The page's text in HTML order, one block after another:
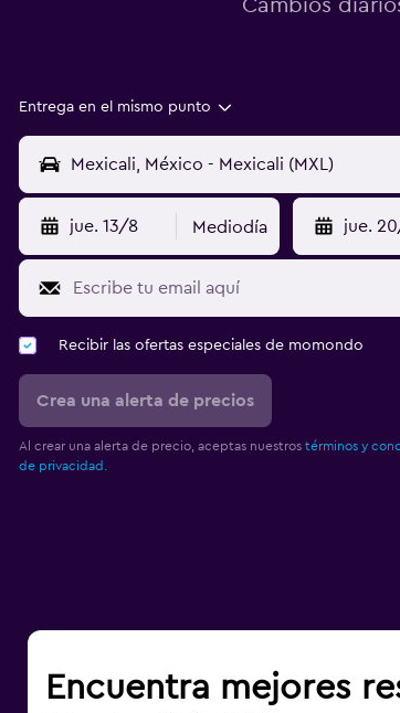
Cambios
Entrega en el mismo punto
jue. 13/8 Mediodía jue.
Recibir las ofertas especiales de momondo
Crea una alerta de precios
Al crear una alerta de precio, aceptas nuestros términos y
de privacidad.
Encuentra mejores